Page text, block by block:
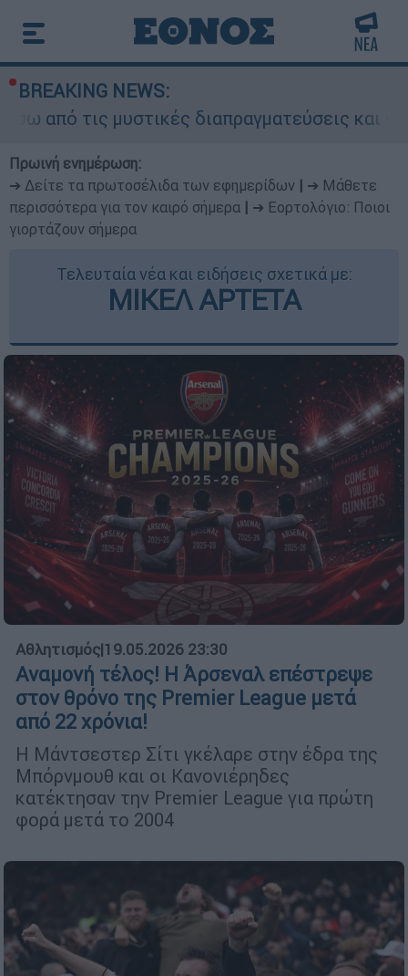
BREAKING NEWS:
διαπραγματεύσεις και γιατί
Πρωινή ενημέρωση:
➔ Δείτε τα πρωτοσέλιδα των εφημερίδων
➔ Μάθετε
περισσότερα για τον καιρό σήμερα
➔ Εορτολόγιο: Ποιοι
γιορτάζουν σήμερα
Τελευταία νέα και ειδήσεις σχετικά με:
ΜΙΚΕΛ ΑΡΤΕΤΑ
Αθλητισμός|19.05.2026 23:30
Αναμονή τέλος! Η Άρσεναλ επέστρεψε
στον θρόνο της Premier League μετά
από 22 χρόνια!
Η Μάντσεστερ Σίτι γκέλαρε στην έδρα της
Μπόρνμουθ και οι Κανονιέρηδες
κατέκτησαν την Premier League για πρώτη
φορά μετά το 2004